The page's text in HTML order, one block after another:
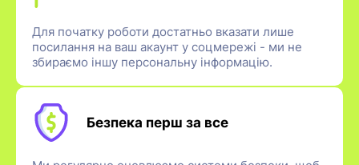
Для початку роботи достатньо вказати лише
посилання на ваш акаунт у соцмережі - ми не
збираємо іншу персональну інформацію.
Безпека перш за все